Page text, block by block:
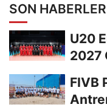
SON HABERLER
U20
2027
FIVB